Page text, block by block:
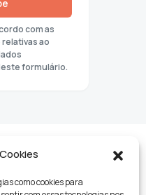
como cookies para
com as
ao
formulário.